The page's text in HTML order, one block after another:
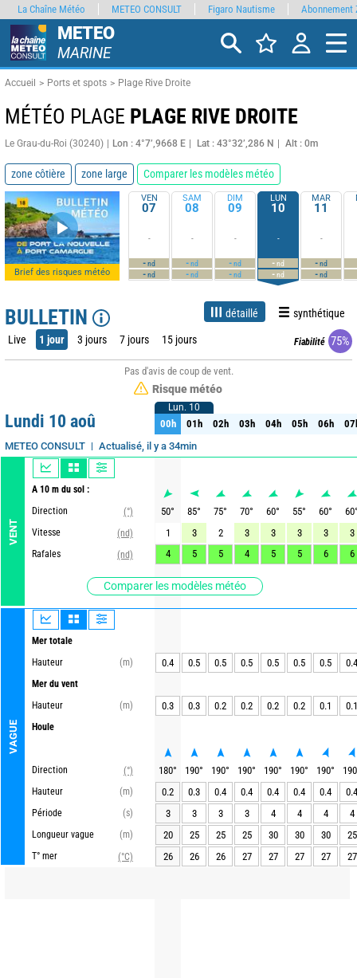
METEO
MARINE
Accueil Ports et spots Plage Rive Droite
MÉTÉO PLAGE PLAGE RIVE DROITE
Le Grau-du-Roi (30240) Lon : 4°7’,9668 E Lat : 43°32’,286 N Alt : 0m
zone côtière zone large Comparer les modèles météo
Brief des risques météo
VEN
07
-
-nd
-nd
SAM
08
-
-nd
-nd
DIM
09
-
-nd
-nd
LUN
10
-
-nd
-nd
MAR
11
-
-nd
-nd
BULLETIN détaillé synthétique
Live 1 jour 3 jours 7 jours 15 jours Fiabilité 75%
Pas d'avis de coup de vent.
Risque météo
Lundi 10 aoû
METEO CONSULT Actualisé, il y a 34min
VENT
A 10 m du sol :
Direction
(°)
Vitesse
(nd)
Rafales
(nd)
Comparer les modèles météo
VAGUE
Mer totale
Hauteur
(m)
Mer du vent
Hauteur
(m)
Houle
Direction
(°)
Hauteur
(m)
Période
(s)
Longueur vague
(m)
T° mer
(°C)
Lun. 10
00h 01h 02h 03h 04h 05h 06h
Lun. 10
00h 01h 02h 03h 04h 05h 06h
50° 85° 75° 70° 60° 55° 60° 60
1
3 2 3 3 3 3
3
4
5 5 4 5 5 6 6
0.4 0.5 0.5 0.5 0.5 0.5 0.5 0.4
0.3 0.3 0.2 0.2 0.2 0.2 0.1 0.1
180° 190° 190° 190° 190° 190° 190°
190
0.2
0.3 0.4 0.4 0.4 0.4 0.4
0.4
3
3 3 3 4 4 4
4
20
25 25 25 30 30 30
25
26
26 26 27 27 27 27 27
La Chaîne Météo METEO CONSULT Figaro Nautisme Abonnement